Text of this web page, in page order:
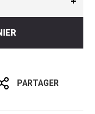
PARTAGER